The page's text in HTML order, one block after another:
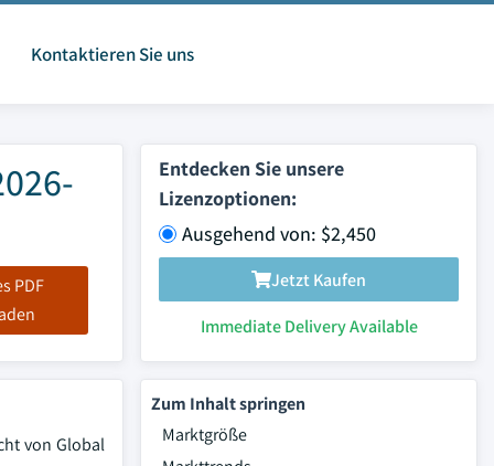
Kontaktieren Sie uns
PDF
Entdecken Sie unsere
Lizenzoptionen:
Ausgehend von: $2,450
Jetzt Kaufen
Immediate Delivery Available
von Global
Zum Inhalt springen
Marktgröße